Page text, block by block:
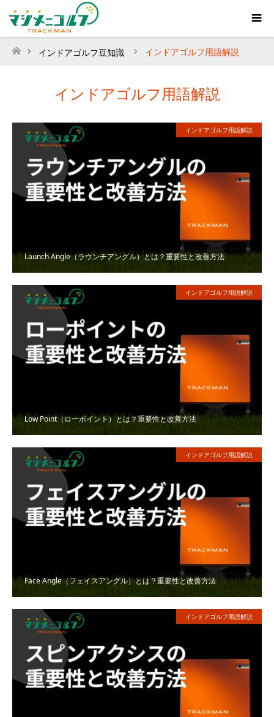
ホームインドアゴルフ豆知識 インドアゴルフ用語解説
インドアゴルフ用語解説
Launch Angle（ラウンチアングル）とは？重要性と改善方法
インドアゴルフ用語解説
Low Point（ローポイント）とは？重要性と改善方法
インドアゴルフ用語解説
Face Angle（フェイスアングル）とは？重要性と改善方法
インドアゴルフ用語解説
インドアゴルフ用語解説